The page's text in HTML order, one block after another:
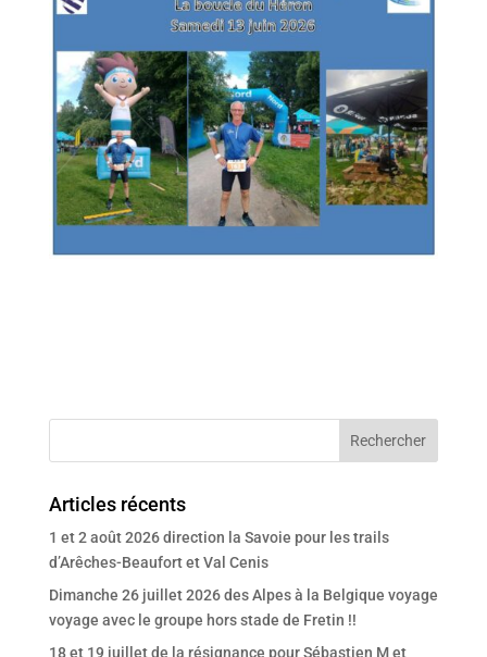
Articles récents
1 et 2 août 2026 direction la Savoie pour les trails
d’Arêches-Beaufort et Val Cenis
Dimanche 26 juillet 2026 des Alpes à la Belgique voyage
voyage avec le groupe hors stade de Fretin !!
18 et 19 juillet de la résignance pour Sébastien M et